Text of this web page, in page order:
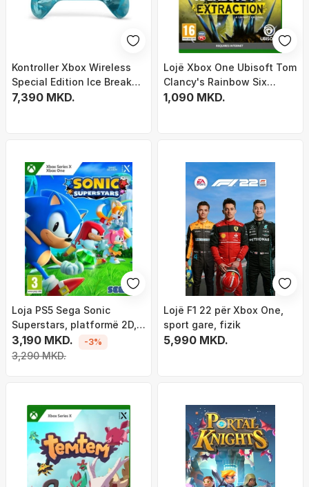
Kontroller Xbox Wireless
Special Edition Ice Breaker,
Bluetooth, për Xbox Series
7,390 MKD.
Lojë Xbox One Ubisoft Tom
Clancy's Rainbow Six
Extraction Guardian Edition
1,090 MKD.
Loja PS5 Sega Sonic
Superstars, platformë 2D,
multigjuhëshe, me ngjyra
3,190 MKD.
3,290 MKD.
-3%
Lojë F1 22 për Xbox One,
sport gare, fizik
5,990 MKD.